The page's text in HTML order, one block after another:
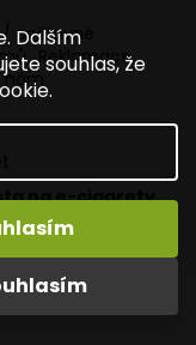
Dalším
souhlas, že
nejlepší ze světa
/ 50 EURO!
poštovné
Reklamace
na e-cigarety.
cookies